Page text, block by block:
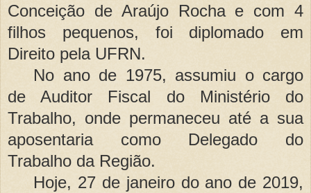
Conceição de Araújo Rocha e com 4
filhos pequenos, foi diplomado em
Direito pela UFRN.
No ano de 1975, assumiu o cargo
de Auditor Fiscal do Ministério do
Trabalho, onde permaneceu até a sua
aposentaria como Delegado do
Trabalho da Região.
Hoje, 27 de janeiro do ano de 2019,